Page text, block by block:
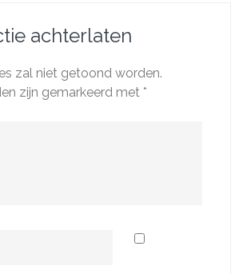
achterlaten
zal niet getoond worden.
zijn gemarkeerd met *